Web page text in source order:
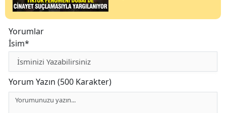
Yorumlar
İsim*
Yorum Yazın (500 Karakter)